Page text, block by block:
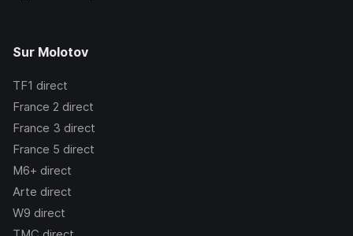
Sur Molotov
TF1 direct
France 2 direct
France 3 direct
France 5 direct
M6+ direct
Arte direct
W9 direct